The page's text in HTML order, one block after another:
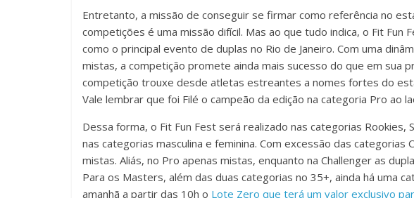
Entretanto, a missão de conseguir se firmar como referência no
competições é uma missão difícil. Mas ao que tudo indica, o Fit Fun
como o principal evento de duplas no Rio de Janeiro. Com uma
mistas, a competição promete ainda mais sucesso do que em sua
competição trouxe desde atletas estreantes a nomes fortes do
Vale lembrar que foi Filé o campeão da edição na categoria Pro ao
Dessa forma, o Fit Fun Fest será realizado nas categorias Rookies,
nas categorias masculina e feminina. Com excessão das categorias
mistas. Aliás, no Pro apenas mistas, enquanto na Challenger as
Para os Masters, além das duas categorias no 35+, ainda há uma
amanhã a partir das 10h o Lote Zero que terá um valor exclusivo